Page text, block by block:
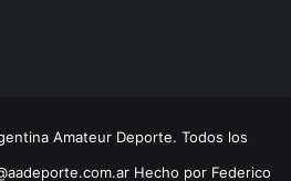
Amateur Deporte. Todos los
Hecho por Federico